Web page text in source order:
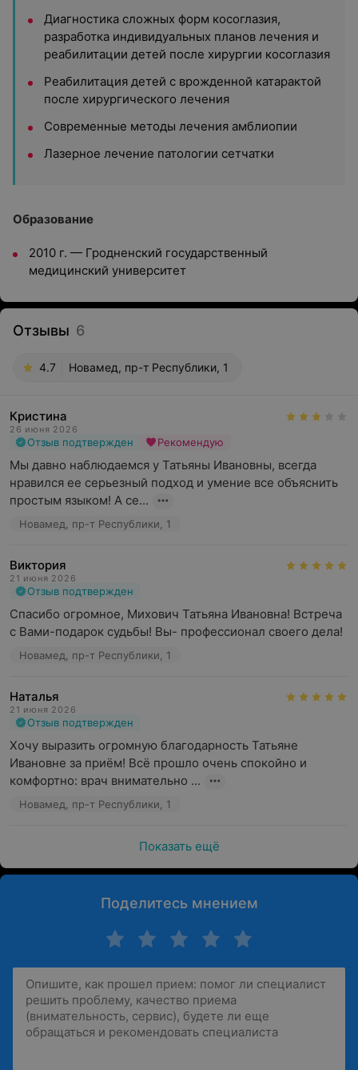
Диагностика сложных форм косоглазия,
разработка индивидуальных планов лечения и
реабилитации детей после хирургии косоглазия
Реабилитация детей с врожденной катарактой
после хирургического лечения
Современные методы лечения амблиопии
Лазерное лечение патологии сетчатки
Образование
2010 г. — Гродненский государственный
медицинский университет
Отзывы 6
4.7 Новамед, пр-т Республики, 1
Кристина
26 июня 2026
Отзыв подтвержден Рекомендую
Мы давно наблюдаемся у Татьяны Ивановны, всегда
нравился ее серьезный подход и умение все объяснить
простым языком! А се...
Новамед, пр-т Республики, 1
Виктория
21 июня 2026
Отзыв подтвержден
Спасибо огромное, Михович Татьяна Ивановна! Встреча
с Вами-подарок судьбы! Вы- профессионал своего дела!
Новамед, пр-т Республики, 1
Наталья
21 июня 2026
Отзыв подтвержден
Хочу выразить огромную благодарность Татьяне
Ивановне за приём! Всё прошло очень спокойно и
комфортно: врач внимательно ...
Новамед, пр-т Республики, 1
Показать ещё
Поделитесь мнением